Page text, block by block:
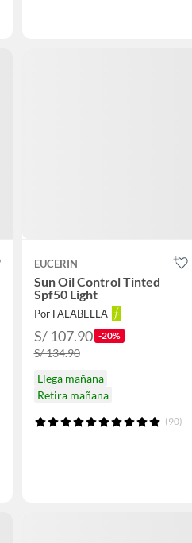
EUCERIN
Sun Oil Control Tinted
Spf50 Light
Por FALABELLA
S/ 107.90 -20%
S/ 134.90
Llega mañana
Retira mañana
(90)